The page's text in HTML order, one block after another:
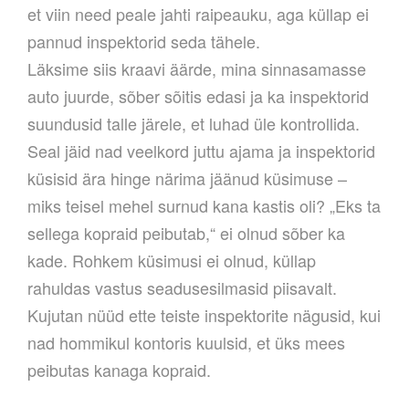
et viin need peale jahti raipeauku, aga küllap ei
pannud inspektorid seda tähele.
Läksime siis kraavi äärde, mina sinnasamasse
auto juurde, sõber sõitis edasi ja ka inspektorid
suundusid talle järele, et luhad üle kontrollida.
Seal jäid nad veelkord juttu ajama ja inspektorid
küsisid ära hinge närima jäänud küsimuse –
miks teisel mehel surnud kana kastis oli? „Eks ta
sellega kopraid peibutab,“ ei olnud sõber ka
kade. Rohkem küsimusi ei olnud, küllap
rahuldas vastus seadusesilmasid piisavalt.
Kujutan nüüd ette teiste inspektorite nägusid, kui
nad hommikul kontoris kuulsid, et üks mees
peibutas kanaga kopraid.